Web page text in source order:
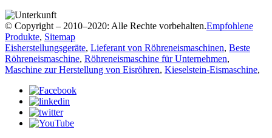
© Copyright – 2010–2020: Alle Rechte vorbehalten.Empfohlene
Produkte, Sitemap
Eisherstellungsgeräte, Lieferant von Röhreneismaschinen, Beste
Röhreneismaschine, Röhreneismaschine für Unternehmen,
Maschine zur Herstellung von Eisröhren, Kieselstein-Eismaschine,